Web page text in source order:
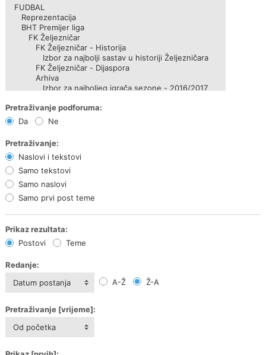
Pretraživanje podforuma:
Da
Ne
Pretraživanje:
Naslovi i tekstovi
Samo tekstovi
Samo naslovi
Samo prvi post teme
Prikaz rezultata:
Postovi
Teme
Redanje:
Datum postanja
A-Ž Ž-A
Pretraživanje [vrijeme]:
Od početka